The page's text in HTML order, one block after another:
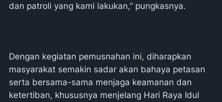
dan patroli yang kami lakukan,” pungkasnya.
Dengan kegiatan pemusnahan ini, diharapkan
masyarakat semakin sadar akan bahaya petasan
serta bersama-sama menjaga keamanan dan
ketertiban, khususnya menjelang Hari Raya Idul